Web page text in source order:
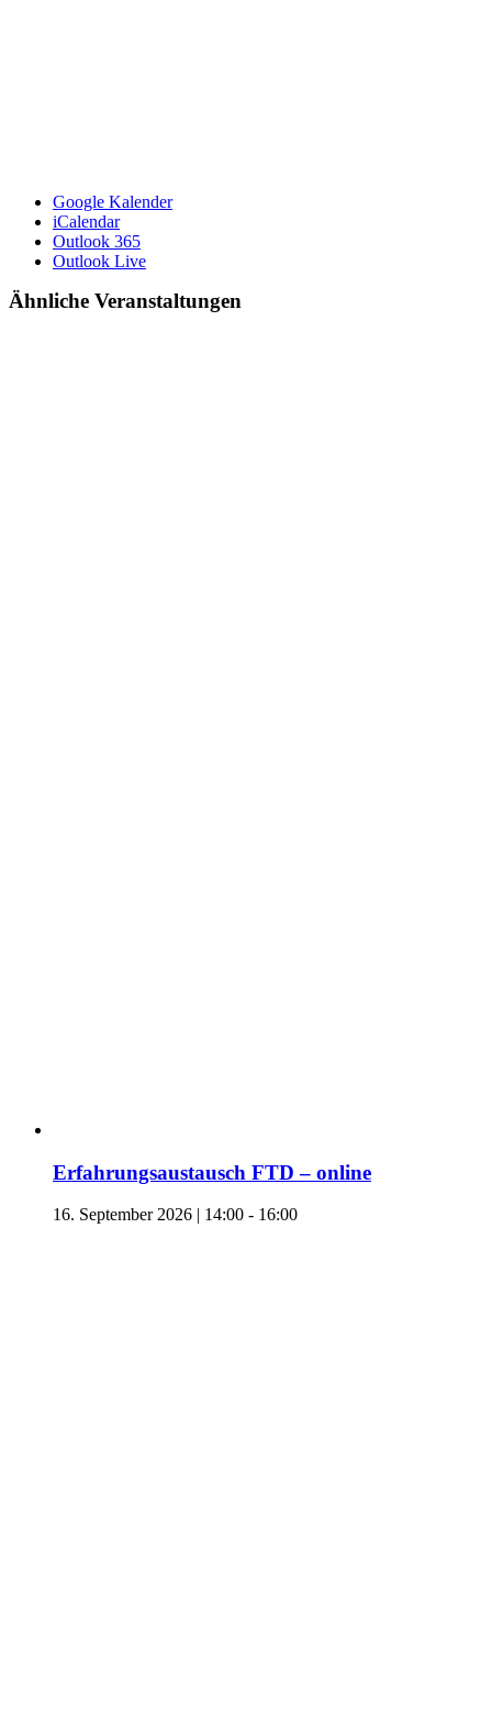
Google Kalender
iCalendar
Outlook 365
Outlook Live
Ähnliche Veranstaltungen
Erfahrungsaustausch FTD – online
16. September 2026 | 14:00 - 16:00